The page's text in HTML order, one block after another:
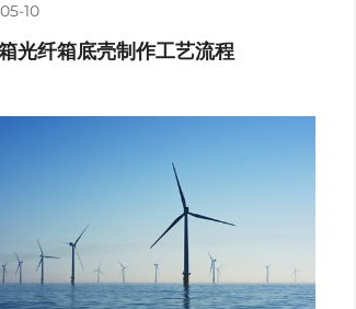
10
光纤箱底壳制作工艺流程